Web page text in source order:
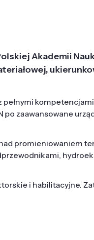
Akademii
po zaawansowane
promieniowaniem
i habilitacyjne.